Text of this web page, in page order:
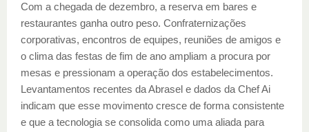
Com a chegada de dezembro, a reserva em bares e
restaurantes ganha outro peso. Confraternizações
corporativas, encontros de equipes, reuniões de amigos e
o clima das festas de fim de ano ampliam a procura por
mesas e pressionam a operação dos estabelecimentos.
Levantamentos recentes da Abrasel e dados da Chef Ai
indicam que esse movimento cresce de forma consistente
e que a tecnologia se consolida como uma aliada para